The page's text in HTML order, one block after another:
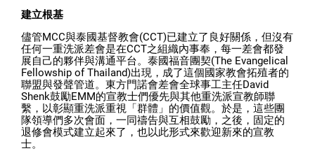
建立根基
儘管MCC與泰國基督教會(CCT)已建立了良好關係，但沒有
任何一重洗派差會是在CCT之組織內事奉，每一差會都發
展自己的夥伴與溝通平台。泰國福音團契(The Evangelical
Fellowship of Thailand)出現，成了這個國家教會拓殖者的
聯盟與發聲管道。東方門諾會差會全球事工主任David
Shenk鼓勵EMM的宣教士們優先與其他重洗派宣教師聯
繫，以彰顯重洗派重視「群體」的價值觀。於是，這些團
隊領導們多次會面，一同禱告與互相鼓勵，之後，固定的
退修會模式建立起來了，也以此形式來歡迎新來的宣教
士。